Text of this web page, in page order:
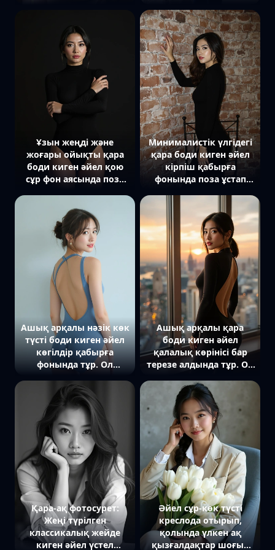
құшақтап тұр. Ол тура
камераға қарап отыр,
шашы иығына еркін
төгілген. Арт жағында
жайлы атмосфера
тудыратын шам
тізбегінің жұмсақ
жарықтары көрінеді.
толқынды етіп
қойылған, көзі тура
камераға бағытталған,
қолдары денесінің
бойымен әсем
түсірілген. Жарық
студиялық, барқыттың
текстурасы мен
образдың
сабырлылығына екпін
берілген. Ортаңғы
жоспар.
Ұзын жеңді және
жоғары ойықты қара
боди киген әйел қою
сұр фон аясында поза
айқастырылған, көзі
жан-жаққа
бағытталған. Жарық
контрастты, сенімділік
пен минимализмге
екпін қойылған.
Минималистік үлгідегі
қара боди киген әйел
кірпіш қабырға
фонында поза ұстап
жанымен бұрылып, бір
қолымен қабырғаға
сүйеніп тұр. Арт
жағында қарапайым
металл орындық
көрінеді. Жарық
контрастты, силуэт пен
текстураға екпін
қойылған.
Ашық арқалы нәзік көк
түсті боди киген әйел
көгілдір қабырға
фонында тұр. Ол
сәл бұрылып, иығы
арқылы қарайды.
Жарық табиғи,
жұмсақтық пен
үйлесімділікке екпін
қойылған.
Ашық арқалы қара
боди киген әйел
қалалық көрінісі бар
терезе алдында тұр. Ол
қарайды. Артқы
жағында күн батып
жатқан қаланың
сұлбасы көрінеді.
Жарық жылы,
сенімділік пен стильге
екпін қойылған.
Қара-ақ фотосурет:
Жеңі түрілген
классикалық жейде
киген әйел үстел
Әйел сұр-көк түсті
креслода отырып,
қолында үлкен ақ
қызғалдақтар шоғын